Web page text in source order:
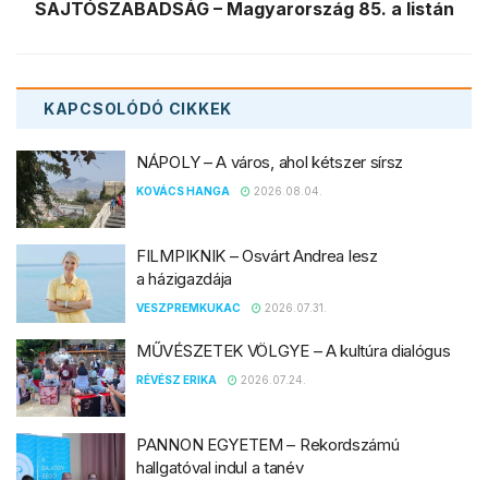
SAJTÓSZABADSÁG – Magyarország 85. a listán
KAPCSOLÓDÓ CIKKEK
NÁPOLY – A város, ahol kétszer sírsz
KOVÁCS HANGA 2026.08.04.
FILMPIKNIK – Osvárt Andrea lesz
a házigazdája
VESZPREMKUKAC 2026.07.31.
MŰVÉSZETEK VÖLGYE – A kultúra dialógus
RÉVÉSZ ERIKA 2026.07.24.
PANNON EGYETEM – Rekordszámú
hallgatóval indul a tanév